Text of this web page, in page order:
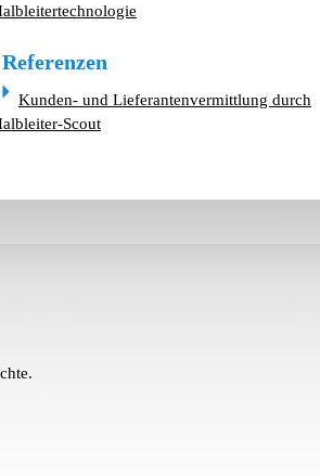
Referenzen
Kunden- und Lieferantenvermittlung durch
Scout